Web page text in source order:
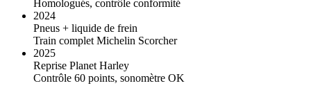
Homologués, contrôle conformité
2024
Pneus + liquide de frein
Train complet Michelin Scorcher
2025
Reprise Planet Harley
Contrôle 60 points, sonomètre OK